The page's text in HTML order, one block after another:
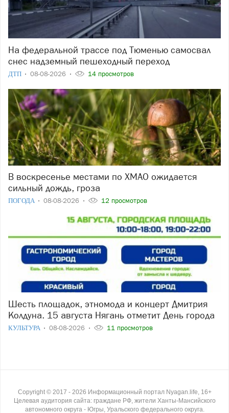
На федеральной трассе под Тюменью самосвал
снес надземный пешеходный переход
ДТП 08-08-2026 14 просмотров
В воскресенье местами по ХМАО ожидается
сильный дождь, гроза
ПОГОДА 08-08-2026 12 просмотров
Шесть площадок, этномода и концерт Дмитрия
Колдуна. 15 августа Нягань отметит День города
КУЛЬТУРА 08-08-2026 11 просмотров
Copyright © 2017 - 2026 Информационный портал Nyagan.life, 16+
Целевая аудитория сайта: граждане РФ, жители Ханты-Мансийского
автономного округа - Югры, Уральского федерального округа.